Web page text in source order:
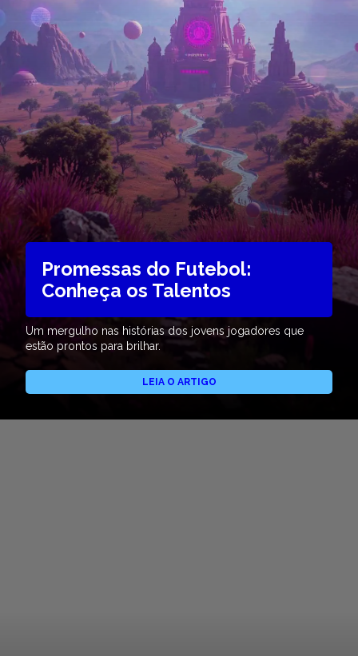
Promessas do Futebol:
Conheça os Talentos
Um mergulho nas histórias dos jovens jogadores que
estão prontos para brilhar.
LEIA O ARTIGO